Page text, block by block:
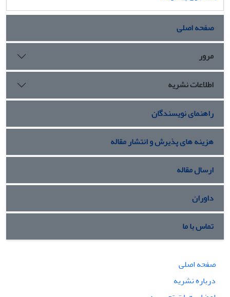
صفحه اصلی
مرور
اطلاعات نشریه
راهنمای نویسندگان
هزینه های پذیرش و انتشار مقاله
ارسال مقاله
داوران
تماس با ما
صفحه اصلی
درباره نشریه